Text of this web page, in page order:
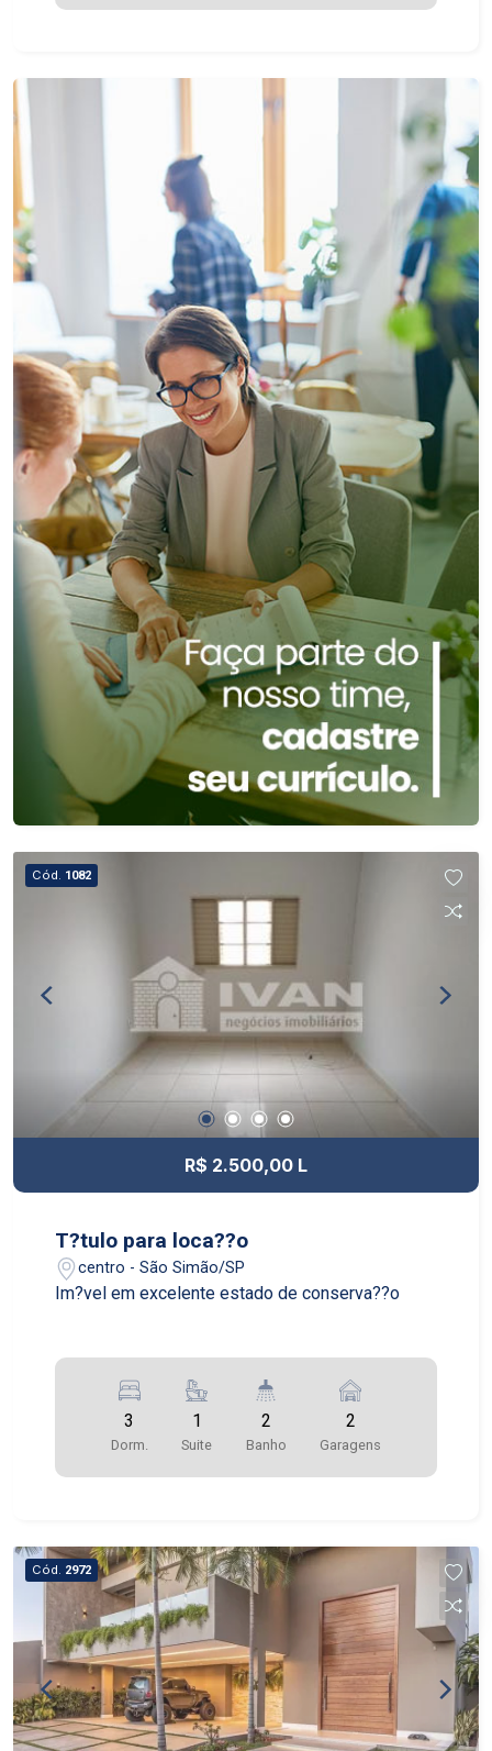
Cód. 1082
R$ 2.500,00 L
T?tulo para loca??o
centro - São Simão/SP
Im?vel em excelente estado de conserva??o
3
Dorm.
1
Suite
2
Banho
2
Garagens
Cód. 2972